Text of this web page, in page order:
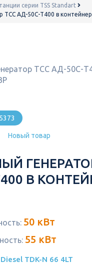
серии TSS Standart
ТСС АД-50С-Т400 в
Новый товар
В
50 кВт
55 кВт
TDK-N 66 4LT